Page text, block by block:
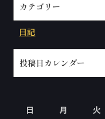
カテゴリー
日記
投稿日カレンダー
日
月 火